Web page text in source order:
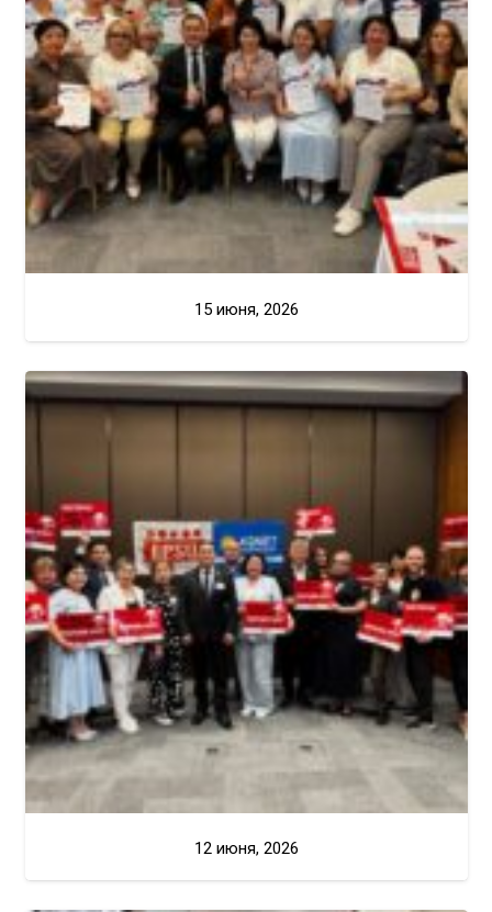
15 июня, 2026
12 июня, 2026